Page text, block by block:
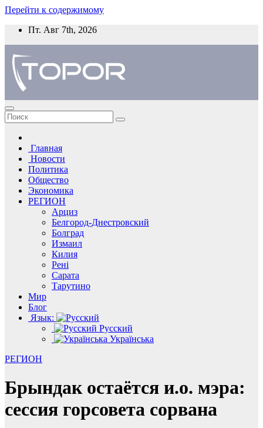
Перейти к содержимому
Пт. Авг 7th, 2026
Главная
Новости
Политика
Общество
Экономика
РЕГИОН
Арциз
Белгород-Днестровский
Болград
Измаил
Килия
Рені
Сарата
Тарутино
Мир
Блог
Язык:
Русский
Українська
РЕГИОН
Брындак остаётся и.о. мэра:
сессия горсовета сорвана